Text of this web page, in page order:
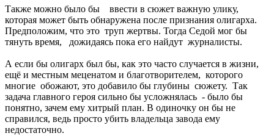
Также можно было бы ввести в сюжет важную улику,
которая может быть обнаружена после признания олигарха.
Предположим, что это труп жертвы. Тогда Седой мог бы
тянуть время, дожидаясь пока его найдут журналисты.
А если бы олигарх был бы, как это часто случается в жизни,
ещё и местным меценатом и благотворителем, которого
многие обожают, это добавило бы глубины сюжету. Так
задача главного героя сильно бы усложнялась - было бы
понятно, зачем ему хитрый план. В одиночку он бы не
справился, ведь просто убить владельца завода ему
недостаточно.